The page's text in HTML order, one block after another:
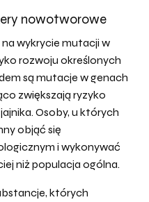
nowotworowe
wykrycie mutacji w
rozwoju określonych
są mutacje w genach
zwiększają ryzyko
Osoby, u których
objąć się
i wykonywać
niż populacja ogólna.
których